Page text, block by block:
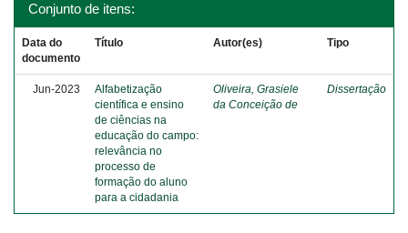
Conjunto de itens:
Data do
documento
Título Autor(es) Tipo
Jun-2023
Alfabetização
científica e ensino
de ciências na
educação do campo:
relevância no
processo de
formação do aluno
para a cidadania
Oliveira, Grasiele
da Conceição de
Dissertação